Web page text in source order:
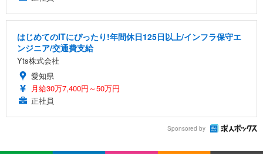
はじめてのITにぴったり!年間休日125日以上/インフラ保守エ
ンジニア/交通費支給
Yts株式会社
愛知県
月給30万7,400円～50万円
正社員
Sponsored by